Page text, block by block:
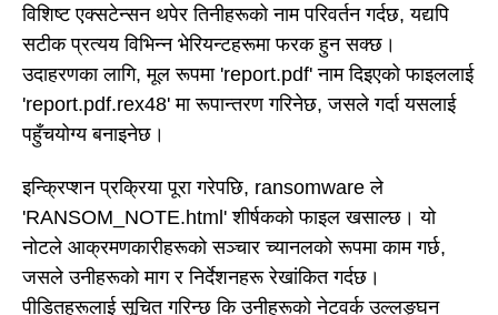
विशिष्ट एक्सटेन्सन थपेर तिनीहरूको नाम परिवर्तन गर्दछ, यद्यपि
सटीक प्रत्यय विभिन्न भेरियन्टहरूमा फरक हुन सक्छ।
उदाहरणका लागि, मूल रूपमा 'report.pdf' नाम दिइएको फाइललाई
'report.pdf.rex48' मा रूपान्तरण गरिनेछ, जसले गर्दा यसलाई
पहुँचयोग्य बनाइनेछ।
इन्क्रिप्शन प्रक्रिया पूरा गरेपछि, ransomware ले
'RANSOM_NOTE.html' शीर्षकको फाइल खसाल्छ। यो
नोटले आक्रमणकारीहरूको सञ्चार च्यानलको रूपमा काम गर्छ,
जसले उनीहरूको माग र निर्देशनहरू रेखांकित गर्दछ।
पीडितहरूलाई सूचित गरिन्छ कि उनीहरूको नेटवर्क उल्लङ्घन